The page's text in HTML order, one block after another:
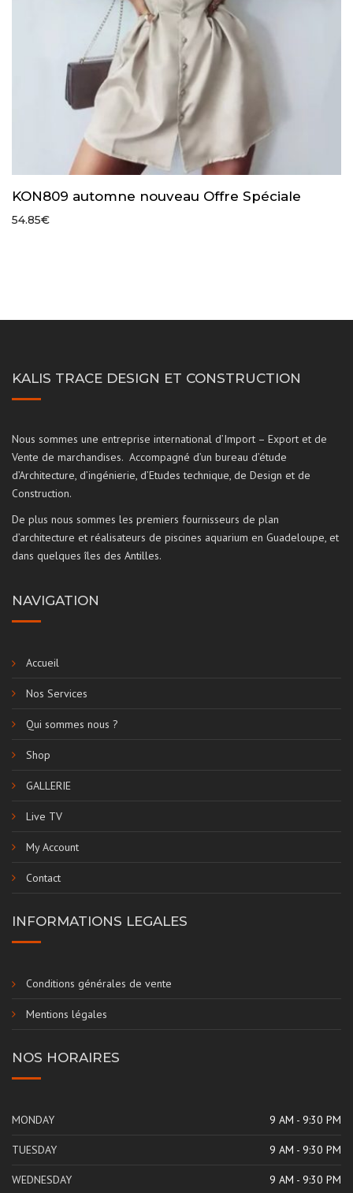
KON809 automne nouveau Offre Spéciale
54.85€
KALIS TRACE DESIGN ET CONSTRUCTION
Nous sommes une entreprise international d’Import – Export et de
Vente de marchandises. Accompagné d’un bureau d’étude
d’Architecture, d’ingénierie, d’Etudes technique, de Design et de
Construction.
De plus nous sommes les premiers fournisseurs de plan
d’architecture et réalisateurs de piscines aquarium en Guadeloupe, et
dans quelques îles des Antilles.
NAVIGATION
Accueil
Nos Services
Qui sommes nous ?
Shop
GALLERIE
Live TV
My Account
Contact
INFORMATIONS LEGALES
Conditions générales de vente
Mentions légales
NOS HORAIRES
MONDAY 9 AM - 9:30 PM
TUESDAY 9 AM - 9:30 PM
WEDNESDAY 9 AM - 9:30 PM